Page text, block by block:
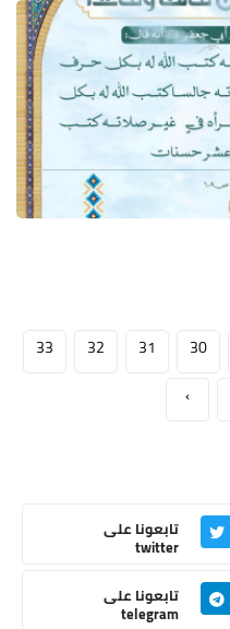
30
31
32
33
›
تابعونا على
twitter
تابعونا على
telegram